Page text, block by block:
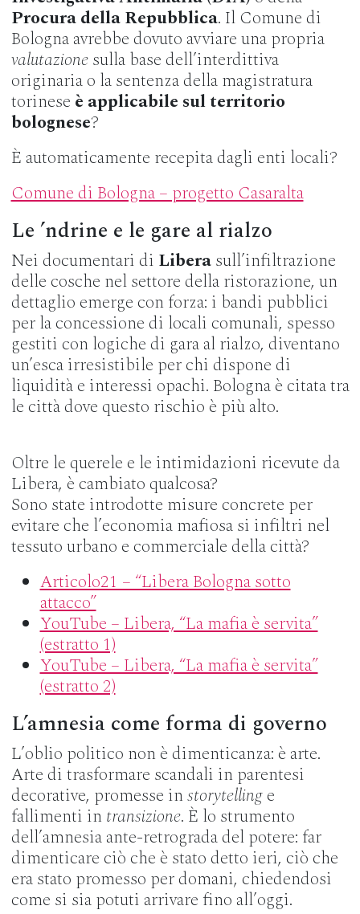
Procura della Repubblica. Il Comune di
Bologna avrebbe dovuto avviare una propria
valutazionesulla base dell’interdittiva
originaria o la sentenza della magistratura
torinese è applicabile sul territorio
bolognese?
È automaticamente recepita dagli enti locali?
Comune di Bologna – progetto Casaralta
Le ’ndrine e le gare al rialzo
Nei documentari di Liberasull’infiltrazione
delle cosche nel settore della ristorazione, un
dettaglio emerge con forza: i bandi pubblici
per la concessione di locali comunali, spesso
gestiti con logiche di gara al rialzo, diventano
un’esca irresistibile per chi dispone di
liquidità e interessi opachi. Bologna è citata tra
le città dove questo rischio è più alto.
Oltre le querele e le intimidazioni ricevute da
Libera, è cambiato qualcosa?
Sono state introdotte misure concrete per
evitare che l’economia mafiosa si infiltri nel
tessuto urbano e commerciale della città?
Articolo21 – “Libera Bologna sotto
attacco”
YouTube – Libera, “La mafia è servita”
(estratto 1)
YouTube – Libera, “La mafia è servita”
(estratto 2)
L’amnesia come forma di governo
L’oblio politico non è dimenticanza: è arte.
Arte di trasformare scandali in parentesi
decorative, promesse instorytellinge
fallimenti intransizione. È lo strumento
dell’amnesia ante-retrograda del potere: far
dimenticare ciò che è stato detto ieri, ciò che
era stato promesso per domani, chiedendosi
come si sia potuti arrivare fino all’oggi.